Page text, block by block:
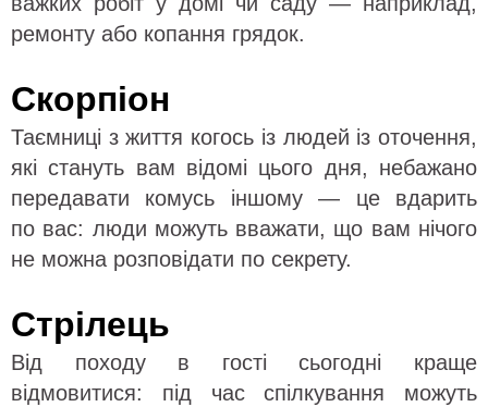
ремонту або копання грядок.
Скорпіон
Таємниці з життя когось із людей із оточення,
які стануть вам відомі цього дня, небажано
передавати комусь іншому — це вдарить
по вас: люди можуть вважати, що вам нічого
не можна розповідати по секрету.
Стрілець
Від походу в гості сьогодні краще
відмовитися: під час спілкування можуть